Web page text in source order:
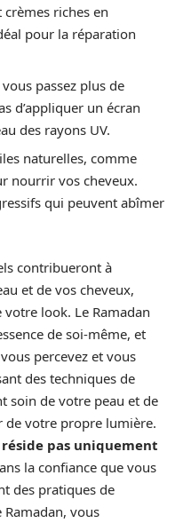
riches en
pour la réparation
passez plus de
d’appliquer un écran
des rayons UV.
naturelles, comme
nourrir vos cheveux.
qui peuvent abîmer
contribueront à
et de vos cheveux,
votre look. Le Ramadan
de soi-même, et
percevez et vous
des techniques de
soin de votre peau et de
de votre propre lumière.
pas uniquement
la confiance que vous
des pratiques de
vous